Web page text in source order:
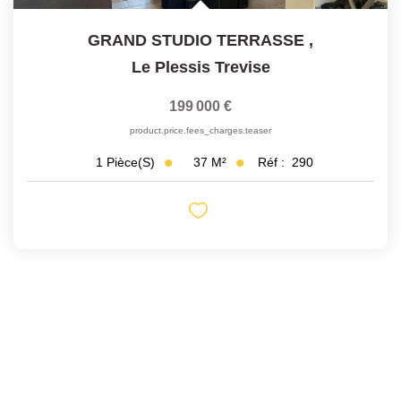
GRAND STUDIO TERRASSE ,
Le Plessis Trevise
199 000 €
product.price.fees_charges.teaser
1 Pièce(s) 37 M² Réf : 290